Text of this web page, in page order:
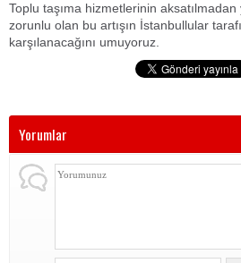
Toplu taşıma hizmetlerinin
zorunlu olan bu artışın İstanbullular
karşılanacağını umuyoruz.
Yorumlar